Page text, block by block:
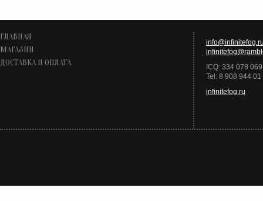
ГЛАВНАЯ
МАГАЗИН
ДОСТАВКА И ОПЛАТА
ICQ: 334 078 069
Tel: 8 908 944 01
infinitefog.ru